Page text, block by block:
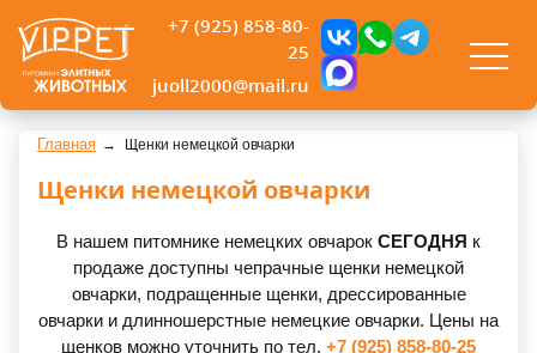
+7 (925) 858-80-
25
juoll2000@mail.ru
Главная Щенки немецкой овчарки
Щенки немецкой овчарки
В нашем питомнике немецких овчарок СЕГОДНЯ к
продаже доступны чепрачные щенки немецкой
овчарки, подращенные щенки, дрессированные
овчарки и длинношерстные немецкие овчарки. Цены на
щенков можно уточнить по тел. +7 (925) 858-80-25